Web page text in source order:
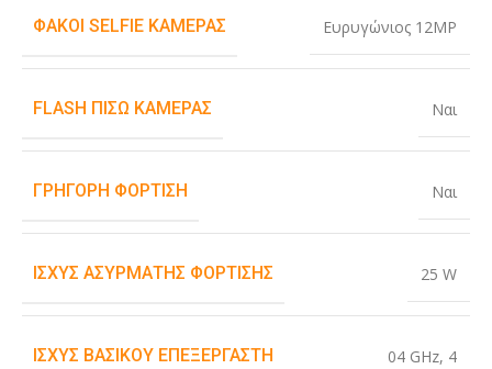
ΦΑΚΟΊ SELFIE ΚΆΜΕΡΑΣ Ευρυγώνιος 12MP
FLASH ΠΊΣΩ ΚΆΜΕΡΑΣ Ναι
ΓΡΉΓΟΡΗ ΦΌΡΤΙΣΗ Ναι
ΙΣΧΎΣ ΑΣΎΡΜΑΤΗΣ ΦΌΡΤΙΣΗΣ 25 W
ΙΣΧΎΣ ΒΑΣΙΚΟΎ ΕΠΕΞΕΡΓΑΣΤΉ 04 GHz, 4